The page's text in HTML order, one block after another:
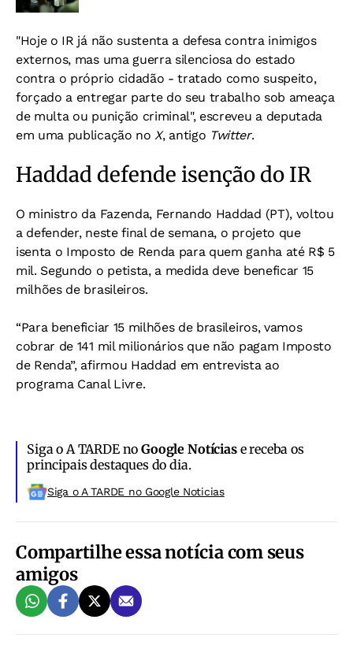
"Hoje o IR já não sustenta a defesa contra inimigos
externos, mas uma guerra silenciosa do estado
contra o próprio cidadão - tratado como suspeito,
forçado a entregar parte do seu trabalho sob ameaça
de multa ou punição criminal", escreveu a deputada
em uma publicação noX, antigo Twitter.
Haddad defende isenção do IR
O ministro da Fazenda, Fernando Haddad (PT), voltou
a defender, neste final de semana, o projeto que
isenta o Imposto de Renda para quem ganha até R$ 5
mil. Segundo o petista, a medida deve beneficar 15
milhões de brasileiros.
“Para beneficiar 15 milhões de brasileiros, vamos
cobrar de 141 mil milionários que não pagam Imposto
de Renda”, afirmou Haddad em entrevista ao
programa Canal Livre.
Siga o A TARDE noGoogle Notíciase receba os
principais destaques do dia.
Siga o A TARDE no Google Noticias
Compartilhe essa notícia com seus
amigos